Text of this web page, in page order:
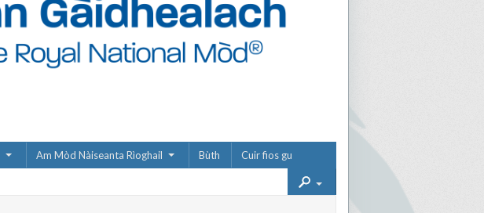
Am Mòd Nàiseanta Rìoghail Bùth Cuir fios gu